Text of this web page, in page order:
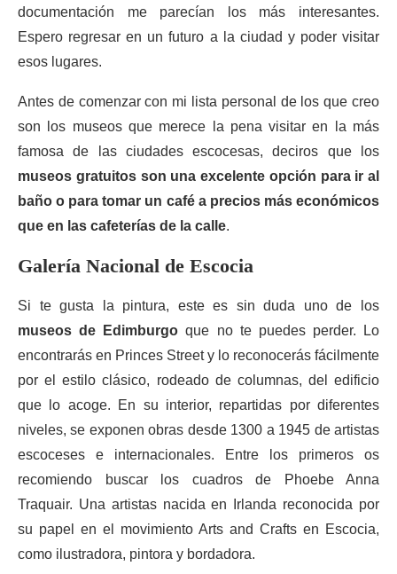
documentación me parecían los más interesantes.
Espero regresar en un futuro a la ciudad y poder visitar
esos lugares.
Antes de comenzar con mi lista personal de los que creo
son los museos que merece la pena visitar en la más
famosa de las ciudades escocesas, deciros que los
museos gratuitos son una excelente opción para ir al
baño o para tomar un café a precios más económicos
que en las cafeterías de la calle.
Galería Nacional de Escocia
Si te gusta la pintura, este es sin duda uno de los
museos de Edimburgo que no te puedes perder. Lo
encontrarás en Princes Street y lo reconocerás fácilmente
por el estilo clásico, rodeado de columnas, del edificio
que lo acoge. En su interior, repartidas por diferentes
niveles, se exponen obras desde 1300 a 1945 de artistas
escoceses e internacionales. Entre los primeros os
recomiendo buscar los cuadros de Phoebe Anna
Traquair. Una artistas nacida en Irlanda reconocida por
su papel en el movimiento Arts and Crafts en Escocia,
como ilustradora, pintora y bordadora.